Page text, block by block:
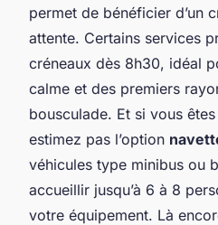
permet de bénéficier d’un
attente. Certains services
créneaux dès 8h30, idéal
calme et des premiers
bousculade. Et si vous
estimez pas l’option
véhicules type minibus ou
accueillir jusqu’à 6 à 8
votre équipement. Là